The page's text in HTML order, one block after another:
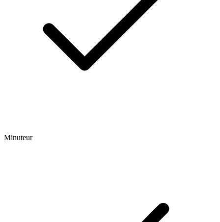
Minuteur